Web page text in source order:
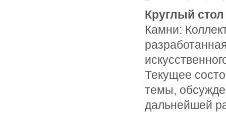
Круглый стол
Камни:
Текущее
темы,
дальнейшей